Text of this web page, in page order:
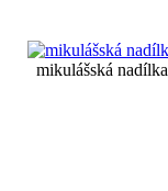
mikulášská nadílka